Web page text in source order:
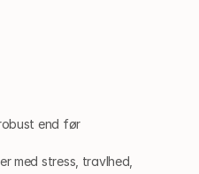
end før
med stress, travlhed,